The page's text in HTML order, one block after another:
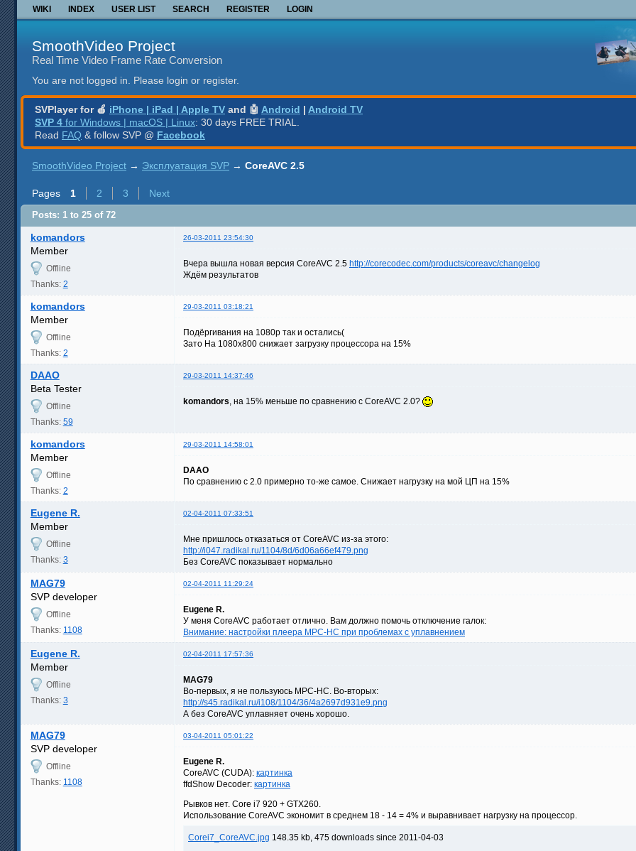
WIKI INDEX USER LIST SEARCH REGISTER LOGIN
SmoothVideo Project
Real Time Video Frame Rate Conversion
You are not logged in. Please login or register.
SVPlayer for 🍎 iPhone | iPad | Apple TV and 🤖 Android | Android TV
SVP 4 for Windows | macOS | Linux: 30 days FREE TRIAL.
Read FAQ & follow SVP @ Facebook
SmoothVideo Project → Эксплуатация SVP → CoreAVC 2.5
Pages 1 2 3 Next
Posts: 1 to 25 of 72
komandors 26-03-2011 23:54:30
Member
Offline
Thanks: 2
Вчера вышла новая версия CoreAVC 2.5 http://corecodec.com/products/coreavc/changelog
Ждём результатов
komandors 29-03-2011 03:18:21
Member
Offline
Thanks: 2
Подёргивания на 1080p так и остались(
Зато На 1080х800 снижает загрузку процессора на 15%
DAAO 29-03-2011 14:37:46
Beta Tester
Offline
Thanks: 59
komandors, на 15% меньше по сравнению с CoreAVC 2.0?
komandors 29-03-2011 14:58:01
Member
Offline
Thanks: 2
DAAO
По сравнению с 2.0 примерно то-же самое. Снижает нагрузку на мой ЦП на 15%
Eugene R. 02-04-2011 07:33:51
Member
Offline
Thanks: 3
Мне пришлось отказаться от CoreAVC из-за этого:
http://i047.radikal.ru/1104/8d/6d06a66ef479.png
Без CoreAVC показывает нормально
MAG79 02-04-2011 11:29:24
SVP developer
Offline
Thanks: 1108
Eugene R.
У меня CoreAVC работает отлично. Вам должно помочь отключение галок:
Внимание: настройки плеера MPC-HC при проблемах с уплавнением
Eugene R. 02-04-2011 17:57:36
Member
Offline
Thanks: 3
MAG79
Во-первых, я не пользуюсь MPC-HC. Во-вторых:
http://s45.radikal.ru/i108/1104/36/4a2697d931e9.png
А без CoreAVC уплавняет очень хорошо.
MAG79 03-04-2011 05:01:22
SVP developer
Offline
Thanks: 1108
Eugene R.
CoreAVC (CUDA): картинка
ffdShow Decoder: картинка
Рывков нет. Core i7 920 + GTX260.
Использование CoreAVC экономит в среднем 18 - 14 = 4% и выравнивает нагрузку на процессор.
Corei7_CoreAVC.jpg 148.35 kb, 475 downloads since 2011-04-03